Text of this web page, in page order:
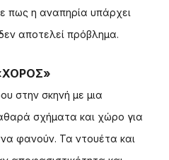
πως η αναπηρία υπάρχει
αποτελεί πρόβλημα.
στην σκηνή με μια
σχήματα και χώρο για
φανούν. Τα ντουέτα και